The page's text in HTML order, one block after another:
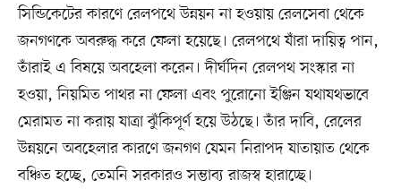
সিন্ডিকেটের কারণে রেলপথে উন্নয়ন না হওয়ায় রেলসেবা থেকে
জনগণকে অবরুদ্ধ করে ফেলা হয়েছে। রেলপথে যাঁরা দায়িত্ব পান,
তাঁরাই এ বিষয়ে অবহেলা করেন। দীর্ঘদিন রেলপথ সংস্কার না
হওয়া, নিয়মিত পাথর না ফেলা এবং পুরোনো ইঞ্জিন যথাযথভাবে
মেরামত না করায় যাত্রা ঝুঁকিপূর্ণ হয়ে উঠছে। তাঁর দাবি, রেলের
উন্নয়নে অবহেলার কারণে জনগণ যেমন নিরাপদ যাতায়াত থেকে
বঞ্চিত হচ্ছে, তেমনি সরকারও সম্ভাব্য রাজস্ব হারাচ্ছে।